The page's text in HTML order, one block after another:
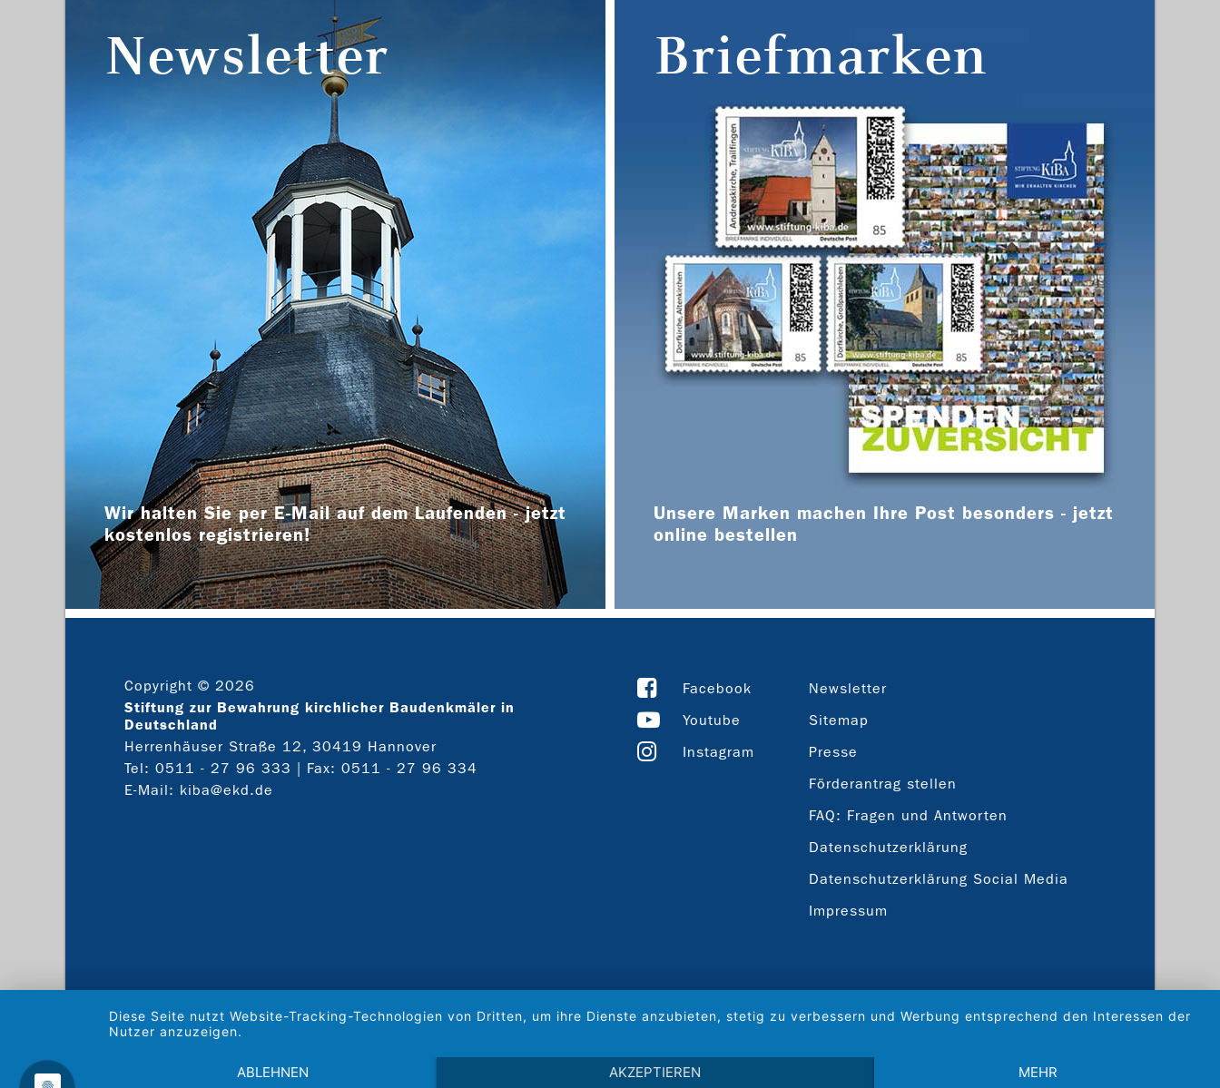
Newsletter
Wir halten Sie per E-Mail auf dem Laufenden - jetzt
kostenlos registrieren!
Briefmarken
Unsere Marken machen Ihre Post besonders - jetzt
online bestellen
Copyright © 2026
Stiftung zur Bewahrung kirchlicher Baudenkmäler in
Deutschland
Herrenhäuser Straße 12, 30419 Hannover
Tel: 0511 - 27 96 333 | Fax: 0511 - 27 96 334
E-Mail: kiba@ekd.de
Facebook
Youtube
Instagram
Newsletter
Sitemap
Presse
Förderantrag stellen
FAQ: Fragen und Antworten
Datenschutzerklärung
Datenschutzerklärung Social Media
Impressum
Diese Seite nutzt Website-Tracking-Technologien von Dritten, um ihre Dienste anzubieten, stetig zu verbessern und Werbung entsprechend den Interessen der
Nutzer anzuzeigen.
ABLEHNEN AKZEPTIEREN MEHR